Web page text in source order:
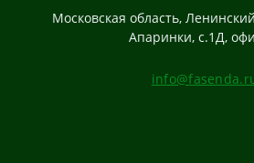
Московская область,
Апаринки, с.1Д,